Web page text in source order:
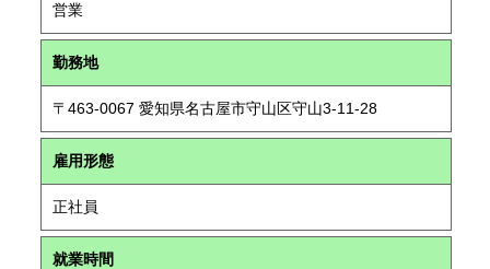
営業
勤務地
〒463-0067 愛知県名古屋市守山区守山3-11-28
雇用形態
正社員
就業時間